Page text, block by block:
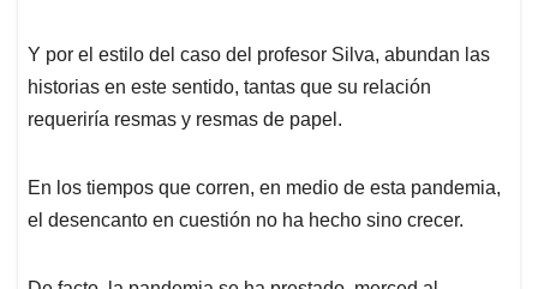
Y por el estilo del caso del profesor Silva, abundan las
historias en este sentido, tantas que su relación
requeriría resmas y resmas de papel.
En los tiempos que corren, en medio de esta pandemia,
el desencanto en cuestión no ha hecho sino crecer.